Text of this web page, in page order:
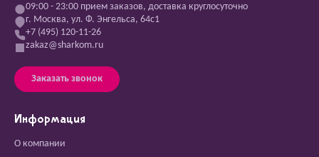
09:00 - 23:00 прием заказов, доставка круглосуточно
г. Москва, ул. Ф. Энгельса, 64с1
+7 (495) 120-11-26
zakaz@sharkom.ru
Заказать звонок
Информация
О компании